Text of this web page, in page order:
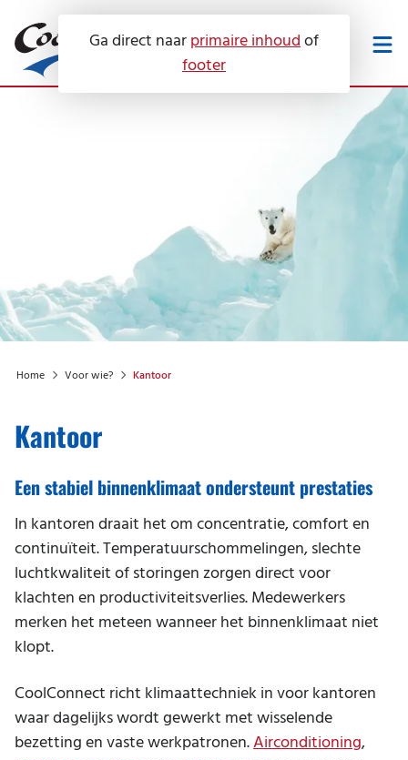
Ga direct naarprimaire inhoudof
footer
Onze diensten
Airconditioning
Luchtbehandeling
Warmtepompen
Service en onderhoud
Servicecontracten
Keuringen
Voor wie?
Praktijk
Restaurant
Salon
School
Sportschool
Thuiskantoor
Winkel
Over ons
Home Voor wie? Kantoor
Kantoor
Een stabiel binnenklimaat ondersteunt prestaties
In kantoren draait het om concentratie, comfort en
continuïteit. Temperatuurschommelingen, slechte
luchtkwaliteit of storingen zorgen direct voor
klachten en productiviteitsverlies. Medewerkers
merken het meteen wanneer het binnenklimaat niet
klopt.
CoolConnect richt klimaattechniek in voor kantoren
waar dagelijks wordt gewerkt met wisselende
bezetting en vaste werkpatronen.Airconditioning,